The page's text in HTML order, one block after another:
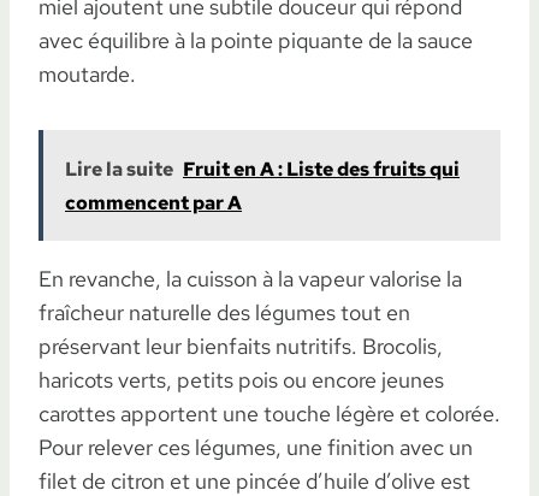
miel ajoutent une subtile douceur qui répond
avec équilibre à la pointe piquante de la sauce
moutarde.
Lire la suite Fruit en A : Liste des fruits qui
commencent par A
En revanche, la cuisson à la vapeur valorise la
fraîcheur naturelle des légumes tout en
préservant leur bienfaits nutritifs. Brocolis,
haricots verts, petits pois ou encore jeunes
carottes apportent une touche légère et colorée.
Pour relever ces légumes, une finition avec un
filet de citron et une pincée d’huile d’olive est